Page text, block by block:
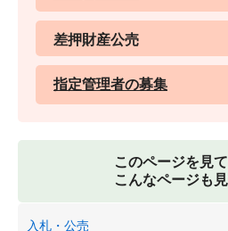
差押財産公売
指定管理者の募集
このページを見
こんなページも
入札・公売